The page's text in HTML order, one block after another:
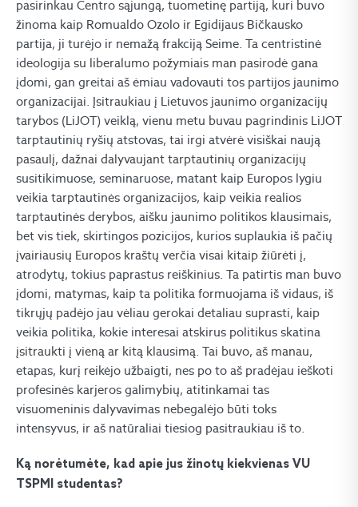
pasirinkau Centro sąjungą, tuometinę partiją, kuri buvo
žinoma kaip Romualdo Ozolo ir Egidijaus Bičkausko
partija, ji turėjo ir nemažą frakciją Seime. Ta centristinė
ideologija su liberalumo požymiais man pasirodė gana
įdomi, gan greitai aš ėmiau vadovauti tos partijos jaunimo
organizacijai. Įsitraukiau į Lietuvos jaunimo organizacijų
tarybos (LiJOT) veiklą, vienu metu buvau pagrindinis LiJOT
tarptautinių ryšių atstovas, tai irgi atvėrė visiškai naują
pasaulį, dažnai dalyvaujant tarptautinių organizacijų
susitikimuose, seminaruose, matant kaip Europos lygiu
veikia tarptautinės organizacijos, kaip veikia realios
tarptautinės derybos, aišku jaunimo politikos klausimais,
bet vis tiek, skirtingos pozicijos, kurios suplaukia iš pačių
įvairiausių Europos kraštų verčia visai kitaip žiūrėti į,
atrodytų, tokius paprastus reiškinius. Ta patirtis man buvo
įdomi, matymas, kaip ta politika formuojama iš vidaus, iš
tikrųjų padėjo jau vėliau gerokai detaliau suprasti, kaip
veikia politika, kokie interesai atskirus politikus skatina
įsitraukti į vieną ar kitą klausimą. Tai buvo, aš manau,
etapas, kurį reikėjo užbaigti, nes po to aš pradėjau ieškoti
profesinės karjeros galimybių, atitinkamai tas
visuomeninis dalyvavimas nebegalėjo būti toks
intensyvus, ir aš natūraliai tiesiog pasitraukiau iš to.
Ką norėtumėte, kad apie jus žinotų kiekvienas VU
TSPMI studentas?